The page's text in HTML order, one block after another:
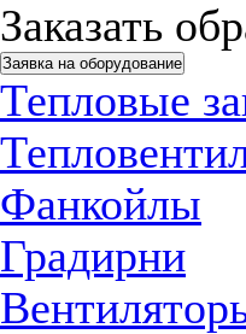
Заказать
Заявка на оборудование
Тепловые
Фанкойлы
Градирни